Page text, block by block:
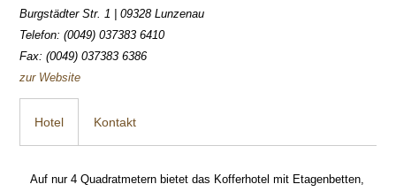
Burgstädter Str. 1 | 09328 Lunzenau
Telefon: (0049) 037383 6410
Fax: (0049) 037383 6386
zur Website
Hotel Kontakt
Auf nur 4 Quadratmetern bietet das Kofferhotel mit Etagenbetten,